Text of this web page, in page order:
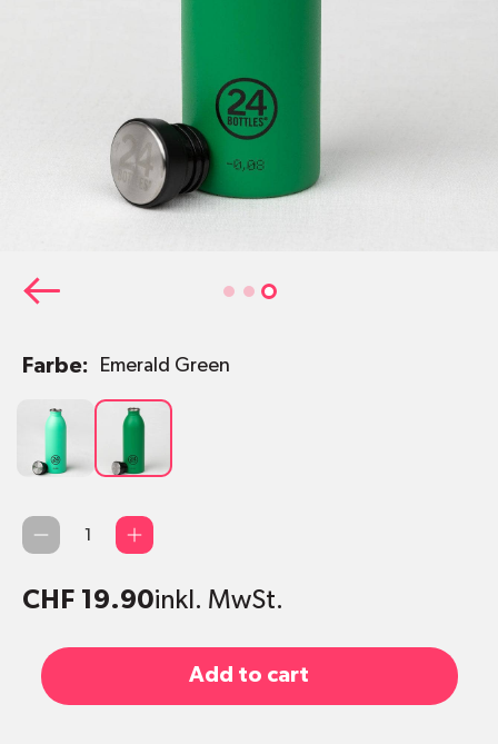
Farbe: Emerald Green
Mint
Emerald
Qty
CHF 19.90inkl. MwSt.
Add to cart